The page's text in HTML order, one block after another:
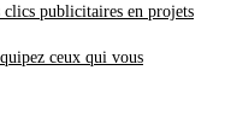
publicitaires en projets
ceux qui vous